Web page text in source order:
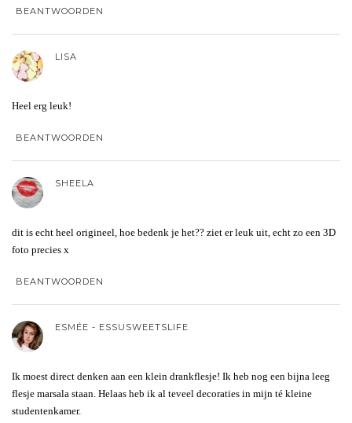
BEANTWOORDEN
LISA
Heel erg leuk!
BEANTWOORDEN
SHEELA
dit is echt heel origineel, hoe bedenk je het?? ziet er leuk uit, echt zo een 3D
foto precies x
BEANTWOORDEN
ESMÉE - ESSUSWEETSLIFE
Ik moest direct denken aan een klein drankflesje! Ik heb nog een bijna leeg
flesje marsala staan. Helaas heb ik al teveel decoraties in mijn té kleine
studentenkamer.